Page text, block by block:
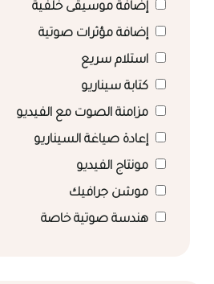
إضافة موسيقى خلفية
إضافة مؤثرات صوتية
استلام سريع
كتابة سيناريو
مزامنة الصوت مع الفيديو
إعادة صياغة السيناريو
مونتاج الفيديو
موشن جرافيك
هندسة صوتية خاصة